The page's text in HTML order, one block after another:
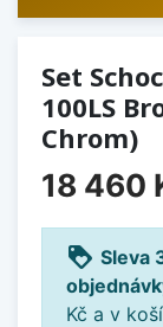
Set
100LS
Chrom)
18 460
loyalty Sleva
Kč a v